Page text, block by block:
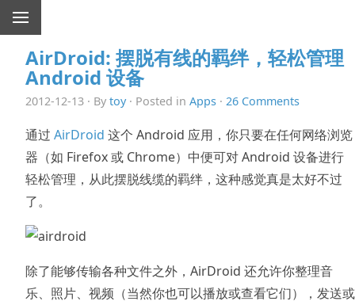
AirDroid: 摆脱有线的羁绊，轻松管理
Android 设备
2012-12-13 · By toy· Posted in Apps · 26 Comments
通过 AirDroid 这个 Android 应用，你只要在任何网络浏览
器（如 Firefox 或 Chrome）中便可对 Android 设备进行
轻松管理，从此摆脱线缆的羁绊，这种感觉真是太好不过
了。
除了能够传输各种文件之外，AirDroid 还允许你整理音
乐、照片、视频（当然你也可以播放或查看它们），发送或